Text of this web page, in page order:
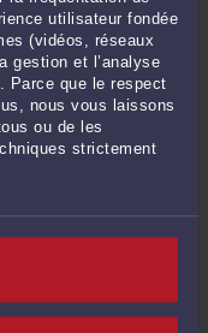
utilisateur fondée
(vidéos, réseaux
gestion et l’analyse
Parce que le respect
nous vous laissons
ou de les
strictement